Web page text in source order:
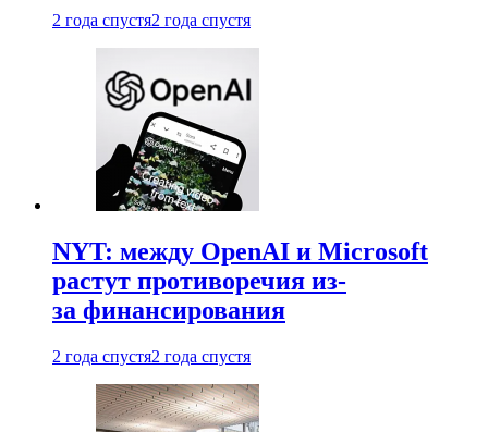
2 года спустя2 года спустя
NYT: между OpenAI и Microsoft
растут противоречия из-
за финансирования
2 года спустя2 года спустя